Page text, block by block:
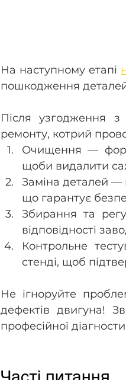
На наступному етапі
пошкодження
Після узгодження
ремонту, котрий
Очищення —
щоби видалити
Заміна деталей —
що гарантує
Збирання та
відповідності
Контрольне
стенді, щоб
Не ігноруйте
дефектів двигуна!
професійної